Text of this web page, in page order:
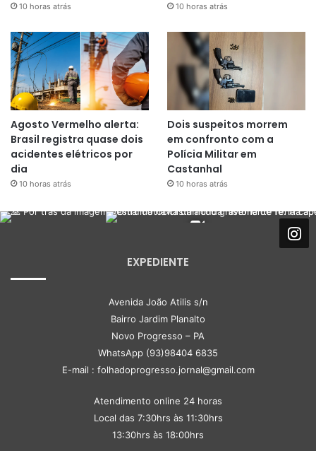
10 horas atrás 10 horas atrás
Agosto Vermelho alerta:
Brasil registra quase dois
acidentes elétricos por
dia
10 horas atrás
Dois suspeitos morrem
em confronto com a
Polícia Militar em
Castanhal
10 horas atrás
EXPEDIENTE
Avenida João Atilis s/n
Bairro Jardim Planalto
Novo Progresso – PA
WhatsApp (93)98404 6835
E-mail : folhadoprogresso.jornal@gmail.com
Atendimento online 24 horas
Local das 7:30hrs às 11:30hrs
13:30hrs às 18:00hrs